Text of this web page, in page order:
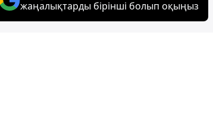
жаңалықтарды бірінші болып оқыңыз